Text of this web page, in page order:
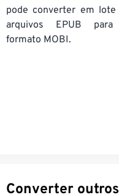
pode converter em
arquivos EPUB
formato MOBI.